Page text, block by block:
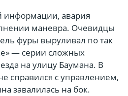
информации, авария
маневра. Очевидцы
фуры выруливал по так
— серии сложных
на улицу Баумана. В
справился с управлением,
завалилась на бок.